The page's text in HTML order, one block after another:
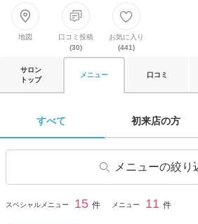
地図
口コミ投稿
(30)
お気に入り
(441)
サロン
トップ
メニュー 口コミ
すべて 初来店の方
メニューの絞り
小顔マッサージ
閉じる
スペシャルメニュー 15 件 メニュー 11 件